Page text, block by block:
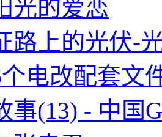
光的爱恋
路上的光伏-
电改配套文
事(13) - 中国